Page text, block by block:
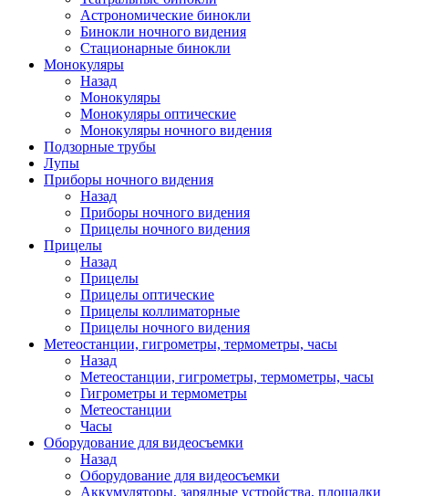
Астрономические бинокли
Бинокли ночного видения
Стационарные бинокли
Монокуляры
Назад
Монокуляры
Монокуляры оптические
Монокуляры ночного видения
Подзорные трубы
Лупы
Приборы ночного видения
Назад
Приборы ночного видения
Прицелы ночного видения
Прицелы
Назад
Прицелы
Прицелы оптические
Прицелы коллиматорные
Прицелы ночного видения
Метеостанции, гигрометры, термометры, часы
Назад
Метеостанции, гигрометры, термометры, часы
Гигрометры и термометры
Метеостанции
Часы
Оборудование для видеосъемки
Назад
Оборудование для видеосъемки
Аккумуляторы, зарядные устройства, площадки